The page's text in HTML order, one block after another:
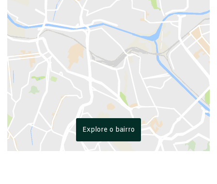
Explore o bairro